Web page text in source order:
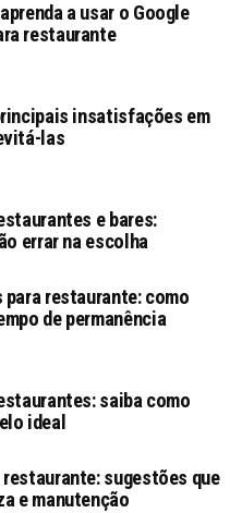
a usar o Google
restaurante
insatisfações em
las
e bares:
errar na escolha
restaurante: como
de permanência
saiba como
ideal
restaurante: sugestões que
e manutenção